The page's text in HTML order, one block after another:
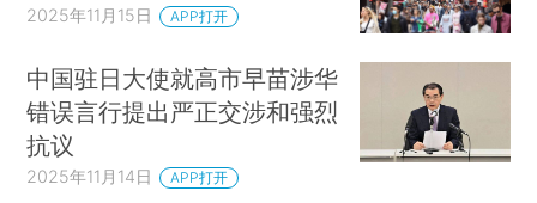
2025年11月15日 APP打开
中国驻日大使就高市早苗涉华
错误言行提出严正交涉和强烈
抗议
2025年11月14日 APP打开